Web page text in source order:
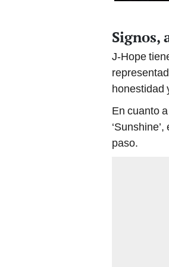
Signos,
J-Hope
honestidad
En cuanto
paso.